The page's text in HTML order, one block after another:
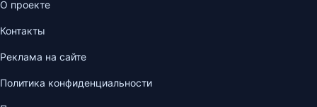
О проекте
Контакты
Реклама на сайте
Политика конфиденциальности